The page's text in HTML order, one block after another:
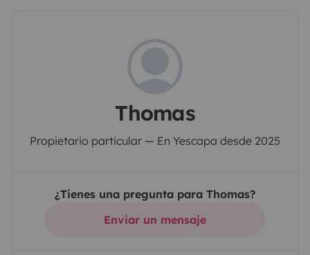
Thomas
Propietario particular — En Yescapa desde 2025
¿Tienes una pregunta para Thomas?
Enviar un mensaje